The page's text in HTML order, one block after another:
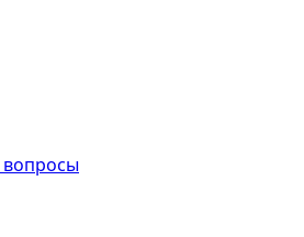
вопросы